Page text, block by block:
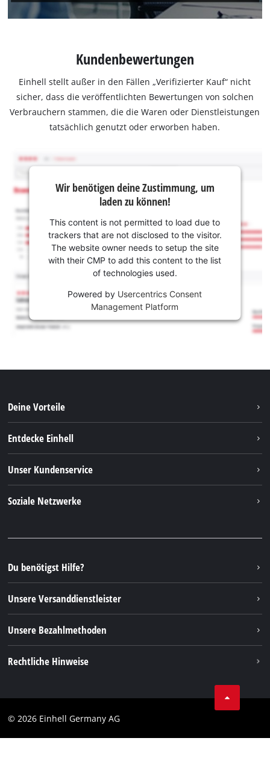
Kundenbewertungen
Einhell stellt außer in den Fällen „Verifizierter Kauf“ nicht
sicher, dass die veröffentlichten Bewertungen von solchen
Verbrauchern stammen, die die Waren oder Dienstleistungen
tatsächlich genutzt oder erworben haben.
Wir benötigen deine Zustimmung, um
laden zu können!
This content is not permitted to load due to
trackers that are not disclosed to the visitor.
The website owner needs to setup the site
with their CMP to add this content to the list
of technologies used.
Powered by Usercentrics Consent
Management Platform
Deine Vorteile
Entdecke Einhell
Nachhaltigkeit
Unser Kundenservice
FAQs
Rücksendungen / Widerruf
Verpackungsrichtlinien
Hinweise zur Batterieentsorgung
Vertrag widerrufen
Soziale Netzwerke
Instagram
TikTok
Pinterest
Linkedin
Du benötigst Hilfe?
Unsere Versanddienstleister
Unsere Bezahlmethoden
Rechtliche Hinweise
Impressum
© 2026 Einhell Germany AG